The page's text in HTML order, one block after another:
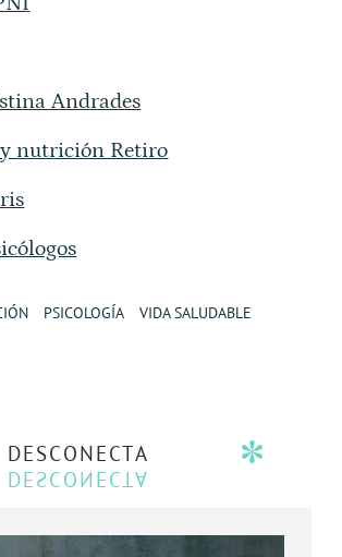
Andrades
nutrición Retiro
PSICOLOGÍA VIDA SALUDABLE
DESCONECTA